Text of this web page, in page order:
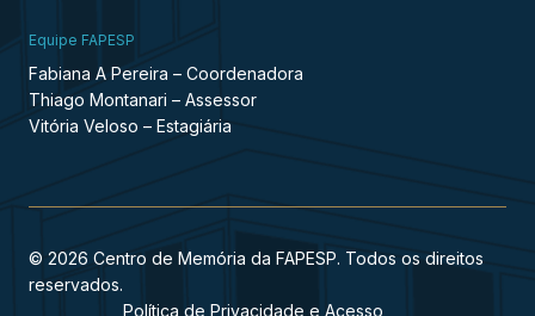
Equipe FAPESP
Fabiana A Pereira – Coordenadora
Thiago Montanari – Assessor
Vitória Veloso – Estagiária
© 2026 Centro de Memória da FAPESP. Todos os direitos
reservados.
Política de Privacidade e Acesso